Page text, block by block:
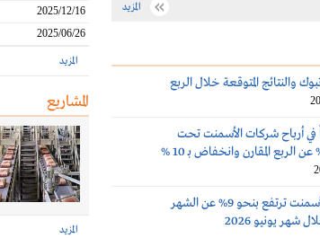
المزيد
والنتائج المتوقعة خلال الربع
في أرباح شركات الأسمنت تحت
التغطية في الربع الثاني 2026 بـ 4 % عن الربع المقارن وانخفاض بـ 10 %
المبيعات الإجمالية لشركات الأسمنت ترتفع بنحو 9% عن الشهر
2025/12/16
2025/06/26
المزيد
المشاريع
المزيد